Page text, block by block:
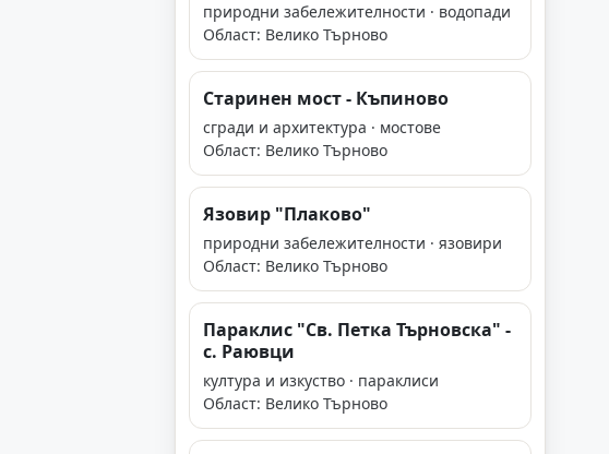
природни забележителности · водопади
Област: Велико Търново
Старинен мост - Къпиново
сгради и архитектура · мостове
Област: Велико Търново
Язовир "Плаково"
природни забележителности · язовири
Област: Велико Търново
Параклис "Св. Петка Търновска" -
с. Раювци
култура и изкуство · параклиси
Област: Велико Търново